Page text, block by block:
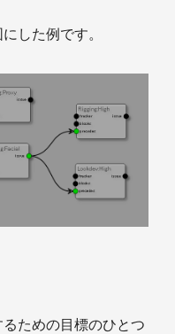
した例です。
ための目標のひとつ